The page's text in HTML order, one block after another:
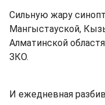
Сильную жару
Мангыстауской,
Алматинской
ЗКО.
И ежедневная